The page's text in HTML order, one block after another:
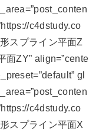
c4dstudy.co
スプライン平面Z
面ZY” align=”cente
gl
c4dstudy.co
スプライン平面X